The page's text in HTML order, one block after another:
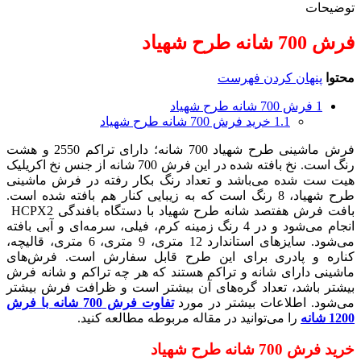
توضیحات
فرش 700 شانه طرح شهیاد
محتوا پنهان کردن فهرست
1 فرش 700 شانه طرح شهیاد
1.1 خرید فرش 700 شانه طرح شهیاد
فرش ماشینی طرح شهیاد 700 شانه؛ دارای تراکم 2550 و هشت
رنگ است. نخ بافته شده در این فرش 700 شانه از جنس نخ اکریلیک
هیت ست شده می‌باشد و تعداد رنگ بکار رفته در فرش ماشینی
طرح شهیاد، 8 رنگ است که به زیبایی کنار هم بافته شده است.
انجام می‌شود و در 4 رنگ زمینه کرم، فیلی، سرمه‌ای و آبی بافته
می‌شود. سایزهای استاندارد 12 متری، 9 متری، 6 متری، قالیچه،
کناره و پادری برای این طرح قابل سفارش است. فرش‌های
ماشینی دارای شانه و تراکم هستند که هر چه تراکم و شانه فرش
بیشتر باشد، تعداد گره‌های آن بیشتر است و ظرافت فرش بیشتر
می‌شود. اطلاعات بیشتر در مورد
تفاوت فرش 700 شانه با فرش
1200 شانه
را می‌توانید در مقاله مربوطه مطالعه کنید.
خرید فرش 700 شانه طرح شهیاد